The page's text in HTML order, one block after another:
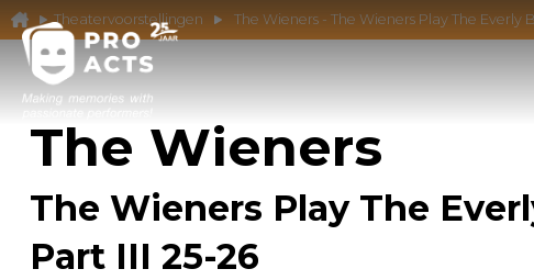
Theatervoorstellingen The Wieners - The Wieners Play The Everly
The Wieners
The Wieners Play The
Part III 25-26